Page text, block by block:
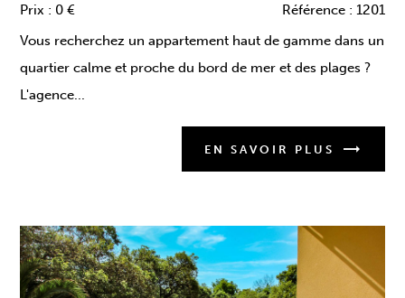
Prix : 0 € Référence : 1201
Vous recherchez un appartement haut de gamme dans un
quartier calme et proche du bord de mer et des plages ?
L'agence...
EN SAVOIR PLUS